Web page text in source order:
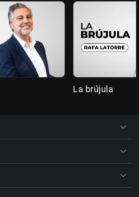
La brújula